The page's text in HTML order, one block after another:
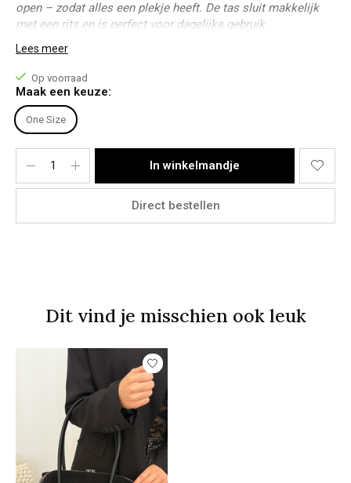
open – zodat alles een plekje heeft. De tas sluit makkelijk
met een rits en is perfect voor dagelijks gebruik.
Afmeting:
Lees meer
Op voorraad
Maak een keuze:
One Size
In winkelmandje
Direct bestellen
Dit vind je misschien ook leuk
Items van productcarrousel